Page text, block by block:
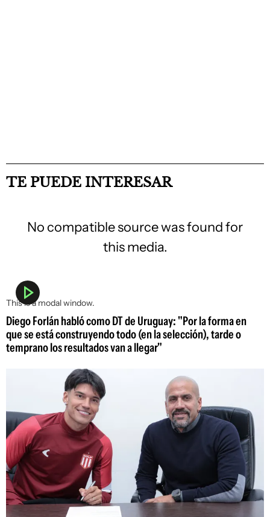
TE PUEDE INTERESAR
This is a modal window.
No compatible source was found for
this media.
Diego Forlán habló como DT de Uruguay: "Por la forma en
que se está construyendo todo (en la selección), tarde o
temprano los resultados van a llegar"